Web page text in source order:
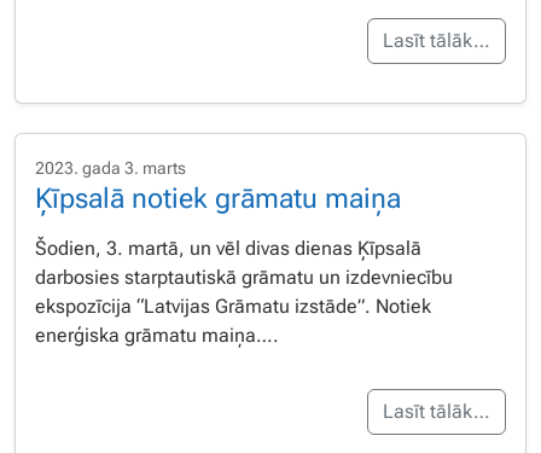
Lasīt tālāk…
2023. gada 3. marts
Ķīpsalā notiek grāmatu maiņa
Šodien, 3. martā, un vēl divas dienas Ķīpsalā
darbosies starptautiskā grāmatu un izdevniecību
ekspozīcija “Latvijas Grāmatu izstāde”. Notiek
enerģiska grāmatu maiņa….
Lasīt tālāk…